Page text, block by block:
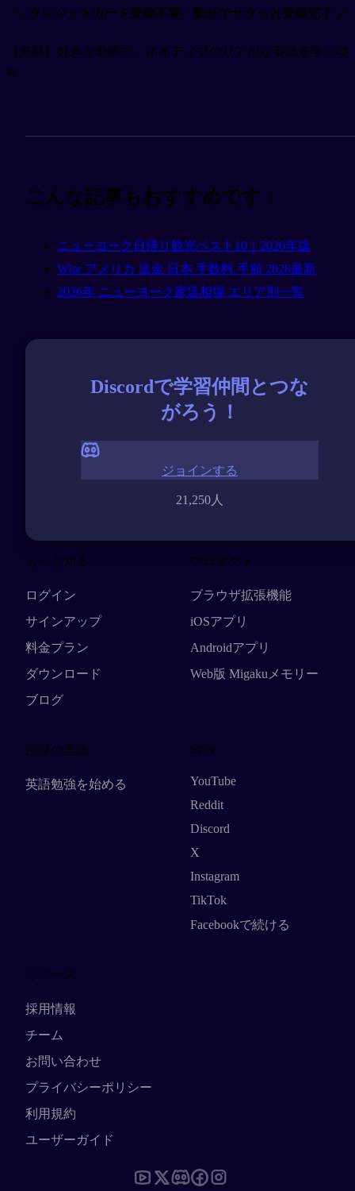
＼ クレジットカード登録不要・数分でサクッと登録完了 ／
【無料】好きな動画で、ネイティブのリアルな英語を学ぶ📺
✏️
こんな記事もおすすめです：
ニューヨーク日帰り観光ベスト10｜2026年版
Wise アメリカ 送金 日本 手数料 手順 2026最新
2026年 ニューヨーク家賃相場 エリア別一覧
Discordで学習仲間とつな
がろう！
21,250人
ジョインする
もっと知る
ログイン
サインアップ
料金プラン
ダウンロード
ブログ
プロダクト
ブラウザ拡張機能
iOSアプリ
Androidアプリ
Web版 Migakuメモリー
注目の言語
英語勉強を始める
SNS
YouTube
Reddit
Discord
X
Instagram
TikTok
Facebookで続ける
リソース
採用情報
チーム
お問い合わせ
プライバシーポリシー
利用規約
ユーザーガイド